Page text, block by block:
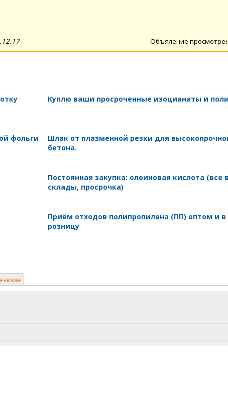
Объяление
Куплю ваши просроченные изоцианаты и
фольги
Шлак от плазменной резки для
бетона.
Постоянная закупка: олеиновая кислота (все
склады, просрочка)
Приём отходов полипропилена (ПП) оптом и в
розницу